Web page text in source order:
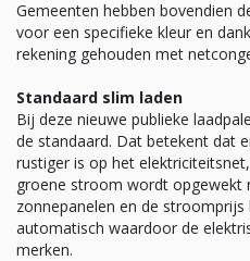
Gemeenten hebben bovendien
voor een specifieke kleur en
rekening gehouden met
Standaard slim laden
Bij deze nieuwe publieke
de standaard. Dat betekent dat
rustiger is op het
groene stroom wordt opgewekt
zonnepanelen en de stroomprijs
automatisch waardoor de
merken.